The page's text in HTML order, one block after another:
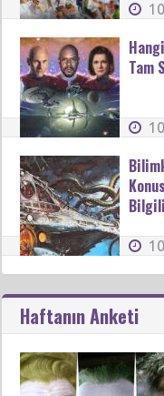
Tam
Haftanın Anketi